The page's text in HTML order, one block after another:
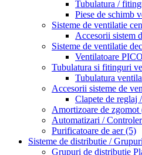
Tubulatura /
Piese de schimb
Sisteme de ventilatie
Accesorii sistem
Sisteme de ventilatie
Ventilatoare PICO
Tubulatura si fitinguri
Tubulatura
Accesorii sisteme de
Clapete de reglaj
Amortizoare de zgomot
Automatizari /
Purificatoare de aer(5)
Sisteme de distributie /
Grupuri de distributie